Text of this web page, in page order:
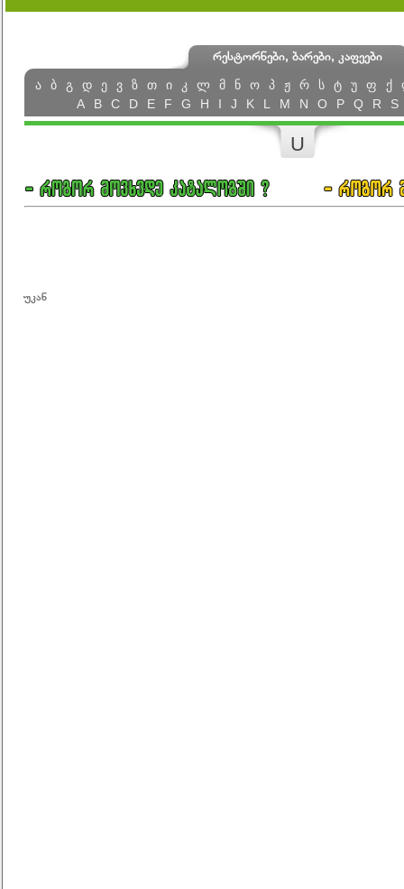
რესტორნები, ბარები, კაფეები
ა
ბ გ დ ე ვ ზ თ ი კ ლ მ ნ ო პ ჟ რ ს ტ უ ფ ქ
A
B C D E F G H I J K L M N O P Q R S
U
უკან